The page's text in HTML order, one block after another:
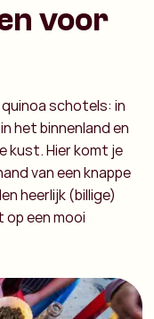
voor
schotels: in
het binnenland en
kust. Hier komt je
van een knappe
heerlijk (billige)
een mooi